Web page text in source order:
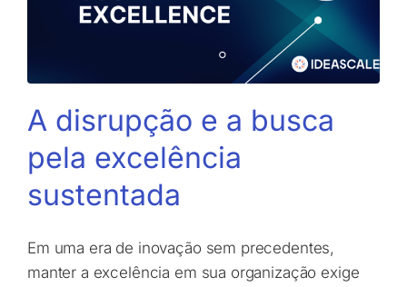
A disrupção e a busca
pela excelência
sustentada
Em uma era de inovação sem precedentes,
manter a excelência em sua organização exige